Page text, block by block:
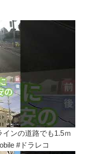
インの道路でも1.5ｍ
#ドラレコ